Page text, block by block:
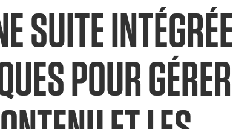
SUITE INTÉGRÉE
POUR GÉRER